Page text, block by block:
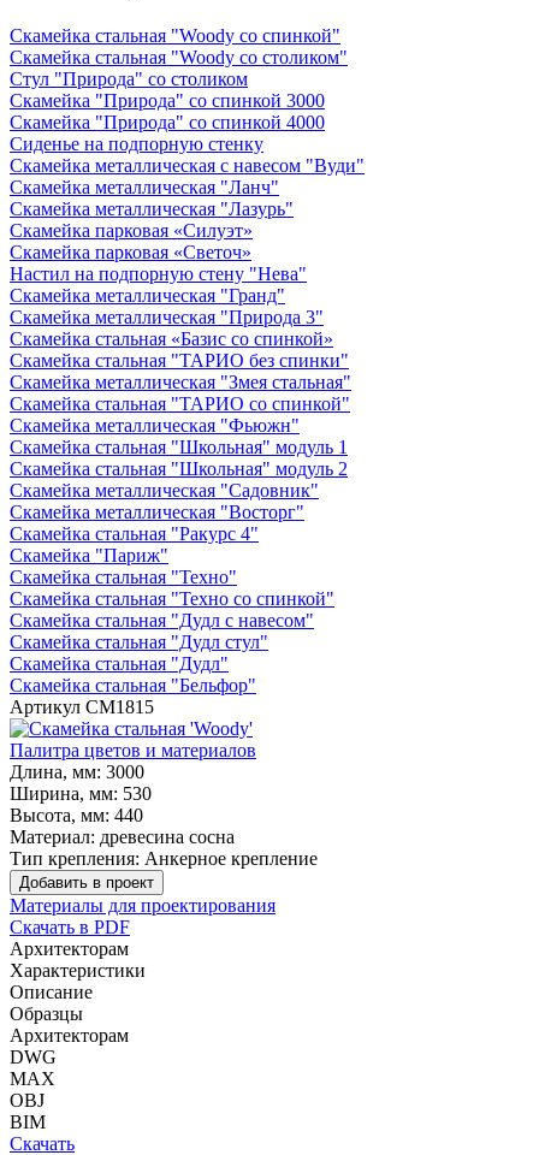
Скамейка стальная "Woody со спинкой"
Скамейка стальная "Woody со столиком"
Стул "Природа" со столиком
Скамейка "Природа" со спинкой 3000
Скамейка "Природа" со спинкой 4000
Сиденье на подпорную стенку
Скамейка металлическая с навесом "Вуди"
Скамейка металлическая "Ланч"
Скамейка металлическая "Лазурь"
Скамейка парковая «Силуэт»
Скамейка парковая «Светоч»
Настил на подпорную стену "Нева"
Скамейка металлическая "Гранд"
Скамейка металлическая "Природа 3"
Скамейка стальная «Базис со спинкой»
Скамейка стальная "ТАРИО без спинки"
Скамейка металлическая "Змея стальная"
Скамейка стальная "ТАРИО со спинкой"
Скамейка металлическая "Фьюжн"
Скамейка стальная "Школьная" модуль 1
Скамейка стальная "Школьная" модуль 2
Скамейка металлическая "Садовник"
Скамейка металлическая "Восторг"
Скамейка стальная "Ракурс 4"
Скамейка "Париж"
Скамейка стальная "Техно"
Скамейка стальная "Техно со спинкой"
Скамейка стальная "Дудл с навесом"
Скамейка стальная "Дудл стул"
Скамейка стальная "Дудл"
Скамейка стальная "Бельфор"
Артикул СМ1815
Палитра цветов и материалов
Длина, мм: 3000
Ширина, мм: 530
Высота, мм: 440
Материал: древесина сосна
Тип крепления: Анкерное крепление
Добавить в проект
Материалы для проектирования
Скачать в PDF
Архитекторам
Характеристики
Описание
Образцы
Архитекторам
DWG
MAX
OBJ
BIM
Скачать